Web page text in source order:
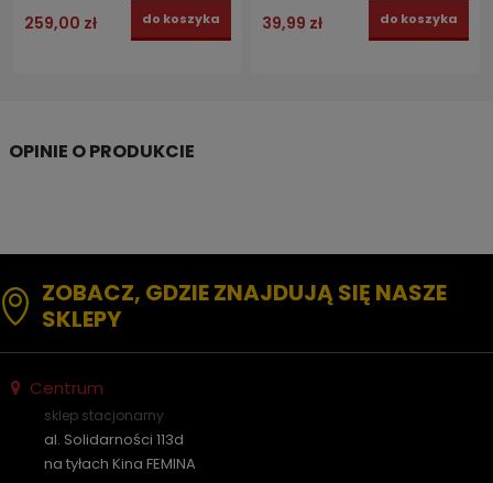
259,00 zł do koszyka 39,99 zł do koszyka
ZOBACZ, GDZIE ZNAJDUJĄ SIĘ NASZE
SKLEPY
Centrum
sklep stacjonarny
al. Solidarności 113d
na tyłach Kina FEMINA